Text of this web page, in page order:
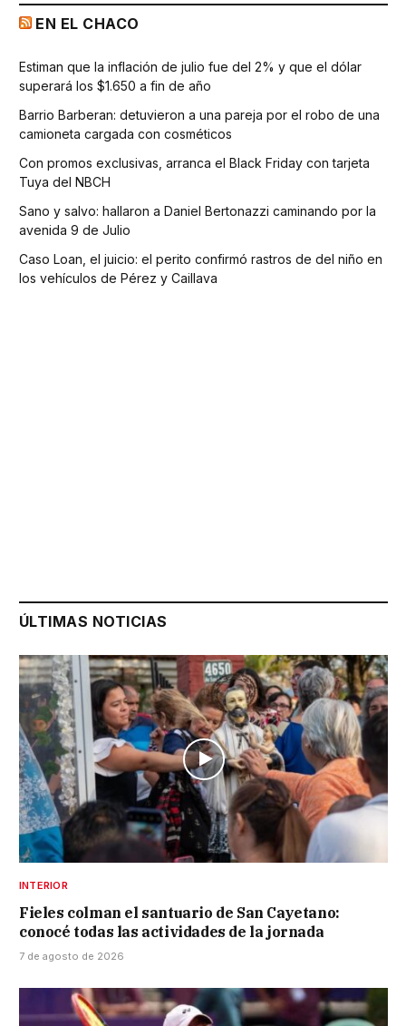
EN EL CHACO
Estiman que la inflación de julio fue del 2% y que el dólar
superará los $1.650 a fin de año
Barrio Barberan: detuvieron a una pareja por el robo de una
camioneta cargada con cosméticos
Con promos exclusivas, arranca el Black Friday con tarjeta
Tuya del NBCH
Sano y salvo: hallaron a Daniel Bertonazzi caminando por la
avenida 9 de Julio
Caso Loan, el juicio: el perito confirmó rastros de del niño en
los vehículos de Pérez y Caillava
ÚLTIMAS NOTICIAS
INTERIOR
Fieles colman el santuario de San Cayetano:
conocé todas las actividades de la jornada
7 de agosto de 2026